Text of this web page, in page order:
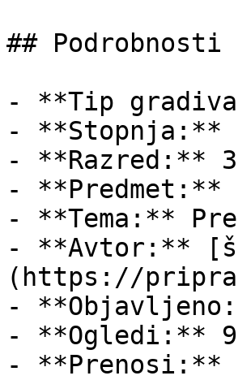
## Podrobnosti
- **Tip
- **Stopnja:**
- **Razred:**
- **Predmet:**
- **Tema:**
- **Avtor:**
(https://
-
- **Ogledi:**
- **Prenosi:**